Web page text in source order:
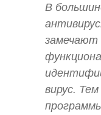
В
замечают
вирус.